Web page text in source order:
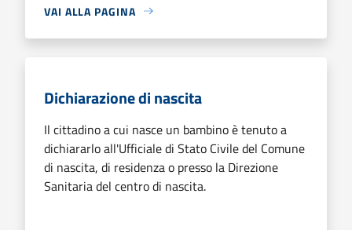
VAI ALLA PAGINA
Dichiarazione di nascita
Il cittadino a cui nasce un bambino è tenuto a
dichiararlo all'Ufficiale di Stato Civile del Comune
di nascita, di residenza o presso la Direzione
Sanitaria del centro di nascita.